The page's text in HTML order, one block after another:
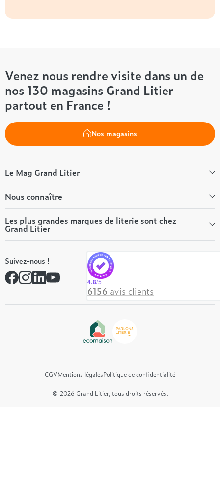
Venez nous rendre visite dans un de
nos 130 magasins Grand Litier
partout en France !
Nos magasins
Le Mag Grand Litier
Bien-être
Conseils literie
Tous les articles du Mag
Tous nos guides
Nous connaître
Qui sommes-nous ?
Nos valeurs
Nos engagements
Rejoindre notre réseau
Contactez-nous
Les plus grandes marques de literie sont chez
Grand Litier
André Renault
Simmons
Hôtel & Lodge
Suivez-nous !
4.8/5
6156 avis clients
CGVMentions légalesPolitique de confidentialité
© 2026 Grand Litier, tous droits réservés.